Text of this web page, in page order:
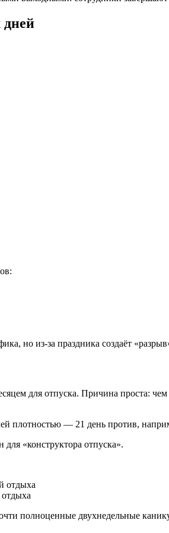
но из-за праздника создаёт
для отпуска. Причина проста:
плотностью — 21 день против,
«конструктора отпуска».
отдыха
полноценные двухнедельные